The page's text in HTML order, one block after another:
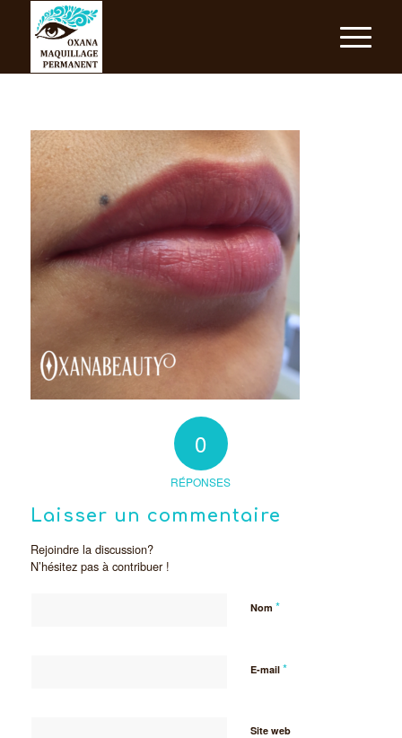
0
RÉPONSES
Laisser un commentaire
Rejoindre la discussion?
N’hésitez pas à contribuer !
Nom *
E-mail *
Site web